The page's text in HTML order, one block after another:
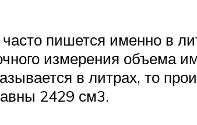
пишется именно в
измерения объема
в литрах, то
2429 см3.